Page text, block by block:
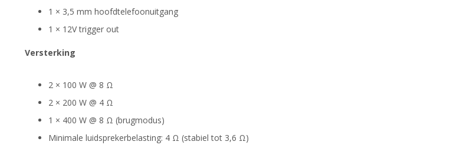
1 × 3,5 mm hoofdtelefoonuitgang
1 × 12V trigger out
Versterking
2 × 100 W @ 8 Ω
2 × 200 W @ 4 Ω
1 × 400 W @ 8 Ω (brugmodus)
Minimale luidsprekerbelasting: 4 Ω (stabiel tot 3,6 Ω)